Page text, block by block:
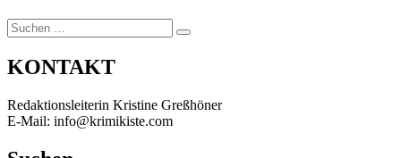
Suchen
nach:
Suchen
KONTAKT
Redaktionsleiterin Kristine Greßhöner
E-Mail: info@krimikiste.com